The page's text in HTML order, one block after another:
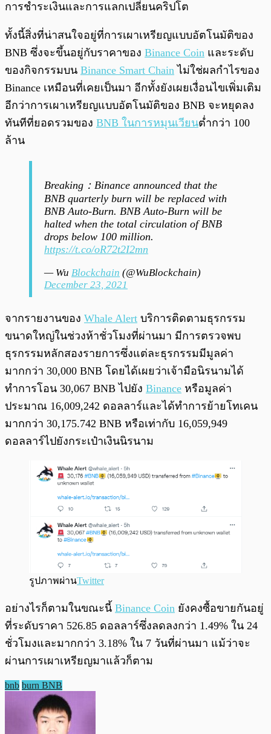
การชำระเงินและการแลกเปลี่ยนคริปโต
ทั้งนี้สิ่งที่น่าสนใจอยู่ที่การเผาเหรียญแบบอัตโนมัติของ
BNB ซึ่งจะขึ้นอยู่กับราคาของ Binance Coin และระดับ
ของกิจกรรมบน Binance Smart Chain ไม่ใช่ผลกำไรของ
Binance เหมือนที่เคยเป็นมา อีกทั้งยังเผยเงื่อนไขเพิ่มเติม
อีกว่าการเผาเหรียญแบบอัตโนมัติของ BNB จะหยุดลง
ทันทีที่ยอดรวมของ BNB ในการหมุนเวียนต่ำกว่า 100
ล้าน
Breaking：Binance announced that the
BNB quarterly burn will be replaced with
BNB Auto-Burn. BNB Auto-Burn will be
halted when the total circulation of BNB
drops below 100 million.
https://t.co/oR72t2I2mn
— Wu Blockchain (@WuBlockchain)
December 23, 2021
จากรายงานของ Whale Alert บริการติดตามธุรกรรม
ขนาดใหญ่ในช่วงห้าชั่วโมงที่ผ่านมา มีการตรวจพบ
ธุรกรรมหลักสองรายการซึ่งแต่ละธุรกรรมมีมูลค่า
มากกว่า 30,000 BNB โดยได้เผยว่าเจ้ามือนิรนามได้
ทำการโอน 30,067 BNB ไปยัง Binance หรือมูลค่า
ประมาณ 16,009,242 ดอลลาร์และได้ทำการย้ายโทเคน
มากกว่า 30,175.742 BNB หรือเท่ากับ 16,059,949
ดอลลาร์ไปยังกระเป๋าเงินนิรนาม
รูปภาพผ่านTwitter
อย่างไรก็ตามในขณะนี้ Binance Coin ยังคงซื้อขายกันอยู่
ที่ระดับราคา 526.85 ดอลลาร์ซึ่งลดลงกว่า 1.49% ใน 24
ชั่วโมงและมากกว่า 3.18% ใน 7 วันที่ผ่านมา แม้ว่าจะ
ผ่านการเผาเหรียญมาแล้วก็ตาม
bnb burn BNB